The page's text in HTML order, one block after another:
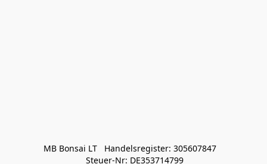
MB Bonsai LT   Handelsregister: 305607847
Steuer-Nr: DE353714799